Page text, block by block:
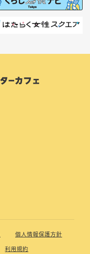
個人情報保護方針
利用規約